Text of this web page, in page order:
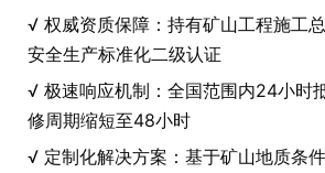
√ 权威资质保障：持有矿山工程施工总
安全生产标准化二级认证
√ 极速响应机制：全国范围内24小时
修周期缩短至48小时
√ 定制化解决方案：基于矿山地质条